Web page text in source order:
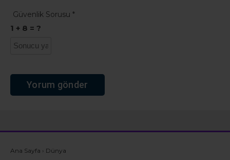
Güvenlik Sorusu *
1 + 8 = ?
Ana Sayfa › Dünya